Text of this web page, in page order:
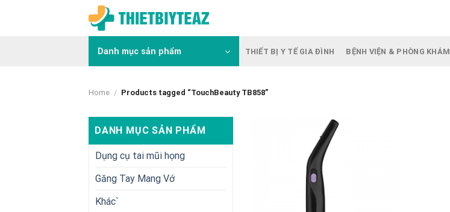
Danh mục sản phẩm THIẾT BỊ Y TẾ GIA ĐÌNH BỆNH VIỆN & PHÒNG KHÁM
Home / Products tagged “TouchBeauty TB858”
DANH MỤC SẢN PHẨM
Dụng cụ tai mũi họng
Găng Tay Mang Vớ
Khác`